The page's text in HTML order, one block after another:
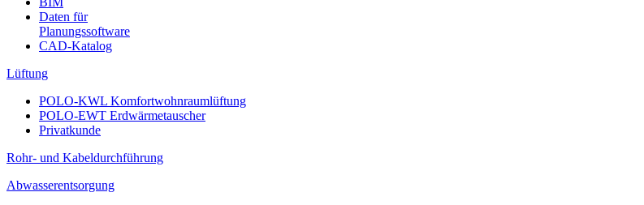
Daten für
Planungssoftware
CAD-Katalog
Lüftung
POLO-KWL Komfortwohnraumlüftung
POLO-EWT Erdwärmetauscher
Privatkunde
Rohr- und Kabeldurchführung
Abwasserentsorgung